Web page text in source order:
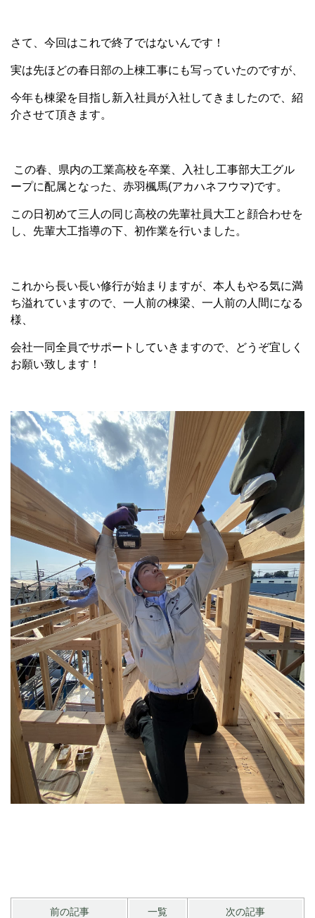
さて、今回はこれで終了ではないんです！
実は先ほどの春日部の上棟工事にも写っていたのですが、
今年も棟梁を目指し新入社員が入社してきましたので、紹
介させて頂きます。
この春、県内の工業高校を卒業、入社し工事部大工グル
ープに配属となった、赤羽楓馬(アカハネフウマ)です。
この日初めて三人の同じ高校の先輩社員大工と顔合わせを
し、先輩大工指導の下、初作業を行いました。
これから長い長い修行が始まりますが、本人もやる気に満
ち溢れていますので、一人前の棟梁、一人前の人間になる
様、
会社一同全員でサポートしていきますので、どうぞ宜しく
お願い致します！
前の記事 一覧 次の記事